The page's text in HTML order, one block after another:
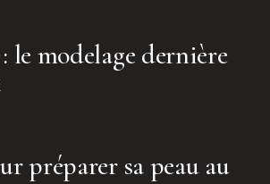
modelage dernière
préparer sa peau au